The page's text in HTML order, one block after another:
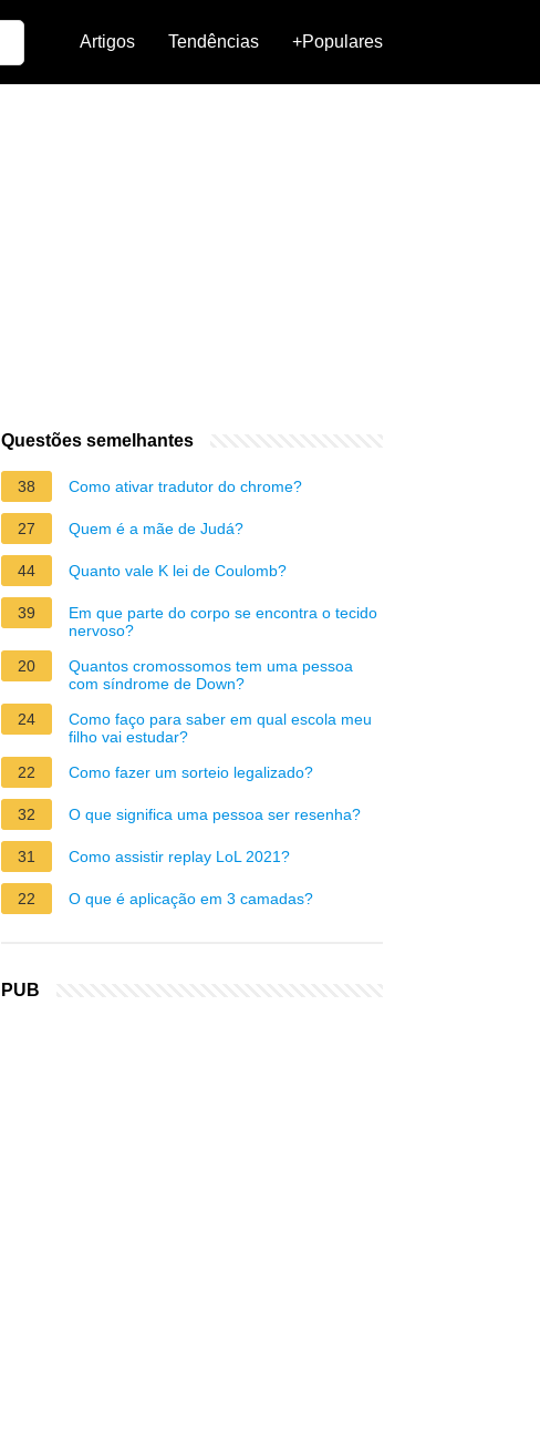
Artigos Tendências +Populares
Questões semelhantes
38 Como ativar tradutor do chrome?
27 Quem é a mãe de Judá?
44 Quanto vale K lei de Coulomb?
39
Em que parte do corpo se encontra o tecido
nervoso?
20
Quantos cromossomos tem uma pessoa
com síndrome de Down?
24
Como faço para saber em qual escola meu
filho vai estudar?
22
Como fazer um sorteio legalizado?
32 O que significa uma pessoa ser resenha?
31 Como assistir replay LoL 2021?
22 O que é aplicação em 3 camadas?
PUB